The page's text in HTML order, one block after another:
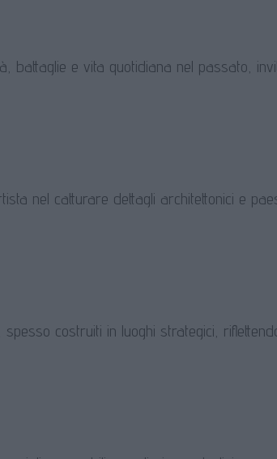
battaglie e vita quotidiana nel passato,
nel catturare dettagli architettonici e
costruiti in luoghi strategici,